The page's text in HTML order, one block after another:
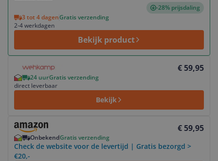
-28% prijsdaling
3 tot 4 dagenGratis verzending
2-4 werkdagen
Bekijk product
€ 59,95
24 uurGratis verzending
direct leverbaar
Bekijk
€ 59,95
OnbekendGratis verzending
Check de website voor de levertijd | Gratis bezorgd >
€20,-
Bekijk product